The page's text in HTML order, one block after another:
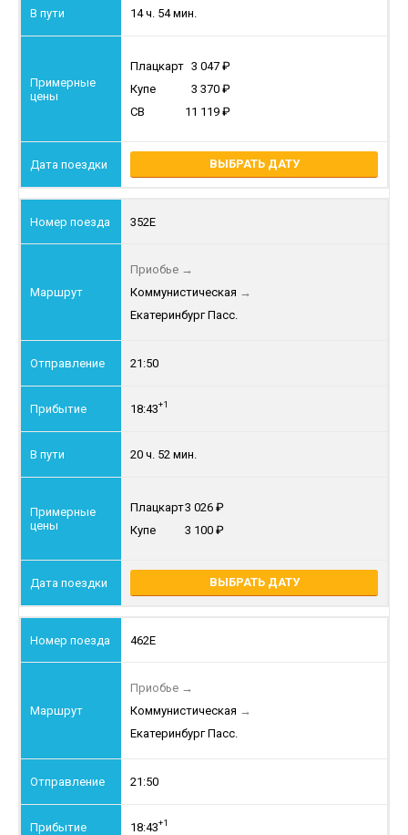
14 ч. 54 мин.
Плацкарт 3 047
Купе
3 370
СВ
11 119
ВЫБРАТЬ ДАТУ
352Е
Приобье →
Коммунистическая →
Екатеринбург Пасс.
21:50
18:43+1
20 ч. 52 мин.
Плацкарт3 026
Купе
3 100
ВЫБРАТЬ ДАТУ
462Е
Приобье →
Коммунистическая →
Екатеринбург Пасс.
21:50
18:43+1